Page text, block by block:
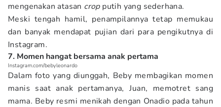
mengenakan atasan cropputih yang sederhana.
Meski tengah hamil, penampilannya tetap memukau
dan banyak mendapat pujian dari para pengikutnya di
Instagram.
7. Momen hangat bersama anak pertama
Instagram.com/bebyleonardo
Dalam foto yang diunggah, Beby membagikan momen
manis saat anak pertamanya, Juan, memotret sang
mama. Beby resmi menikah dengan Onadio pada tahun